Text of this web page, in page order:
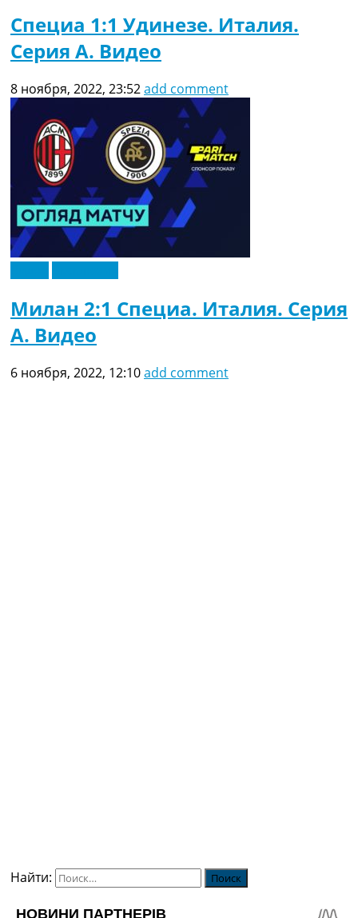
Специа 1:1 Удинезе. Италия.
Серия A. Видео
8 ноября, 2022, 23:52add comment
Милан 2:1 Специа. Италия. Серия
A. Видео
6 ноября, 2022, 12:10add comment
Найти: